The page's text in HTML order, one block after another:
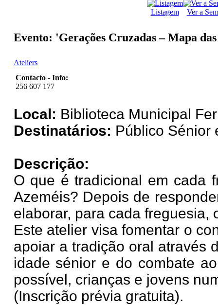
Listagem Ver a
Evento: 'Gerações Cruzadas – Mapa
Ateliers
Contacto - Info:
256 607 177
Local: Biblioteca Municipal
Destinatários: Público Sénior
Descrição:
O que é tradicional em cada
Azeméis? Depois de
elaborar, para cada freguesia,
Este atelier visa fomentar o
apoiar a tradição oral através
idade sénior e do combate
possível, crianças e jovens
(Inscrição prévia gratuita).